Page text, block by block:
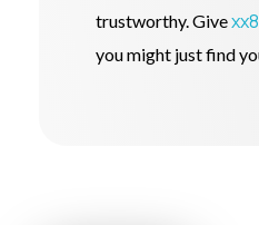
trustworthy. Give
you might just find